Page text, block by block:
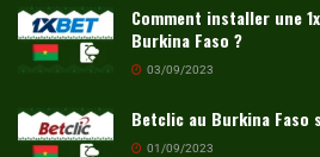
Comment installer une
Burkina Faso ?
03/09/2023
Betclic au Burkina Faso
01/09/2023